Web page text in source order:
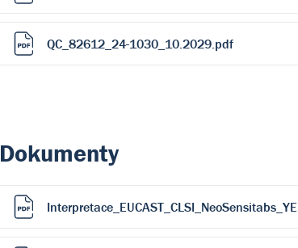
QC_82612_24-1030_10.2029.pdf
Dokumenty
Interpretace_EUCAST_CLSI_NeoSensitabs_YE